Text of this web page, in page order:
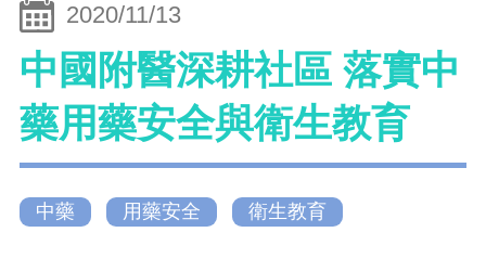
2020/11/13
中國附醫深耕社區 落實中
藥用藥安全與衛生教育
中藥 用藥安全 衛生教育